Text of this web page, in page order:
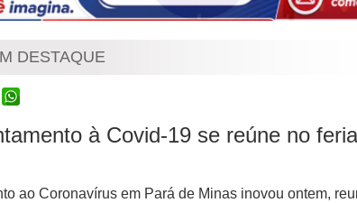
DESTAQUE
à Covid-19 se reúne no
ao Coronavírus em Pará de Minas inovou ontem,